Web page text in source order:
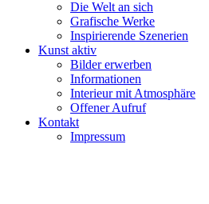
Die Welt an sich
Grafische Werke
Inspirierende Szenerien
Kunst aktiv
Bilder erwerben
Informationen
Interieur mit Atmosphäre
Offener Aufruf
Kontakt
Impressum